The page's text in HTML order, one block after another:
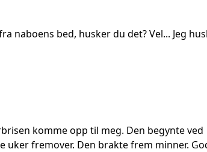
naboens bed, husker du det? Vel... Jeg
komme opp til meg. Den begynte ved
fremover. Den brakte frem minner.